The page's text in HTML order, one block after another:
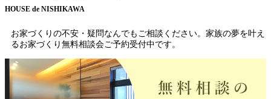
HOUSE de NISHIKAWA
お家づくりの不安・疑問なんでもご相談ください。家族の夢を叶え
るお家づくり無料相談会ご予約受付中です。